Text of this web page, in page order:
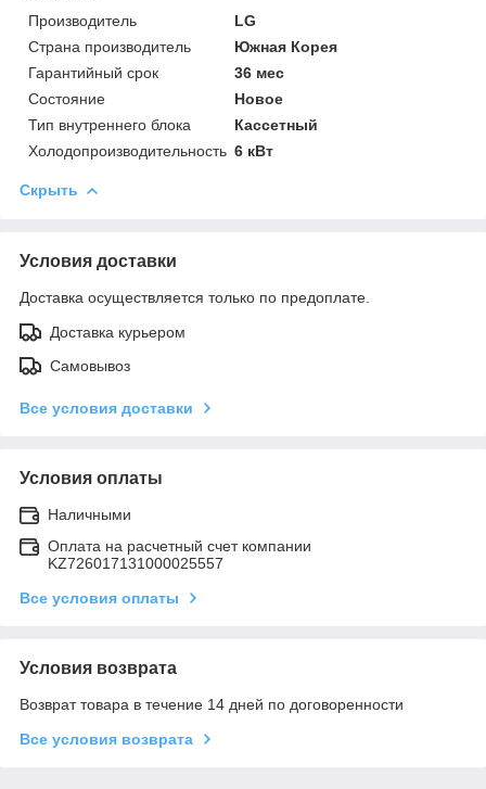
Производитель
LG
Страна производитель
Южная Корея
Гарантийный срок
36 мес
Состояние
Новое
Тип внутреннего блока
Кассетный
Холодопроизводительность 6 кВт
Скрыть
Условия доставки
Доставка осуществляется только по предоплате.
Доставка курьером
Самовывоз
Все условия доставки
Условия оплаты
Наличными
Оплата на расчетный счет компании
KZ726017131000025557
Все условия оплаты
Условия возврата
Возврат товара в течение 14 дней по договоренности
Все условия возврата